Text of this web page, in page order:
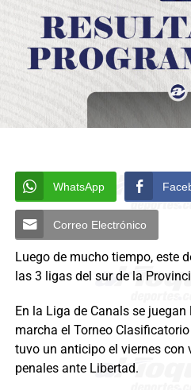
WhatsApp
Correo Electrónico
Luego de mucho tiempo, este
las 3 ligas del sur de la
En la Liga de Canals se
marcha el Torneo
tuvo un anticipo el viernes con
penales ante Libertad.